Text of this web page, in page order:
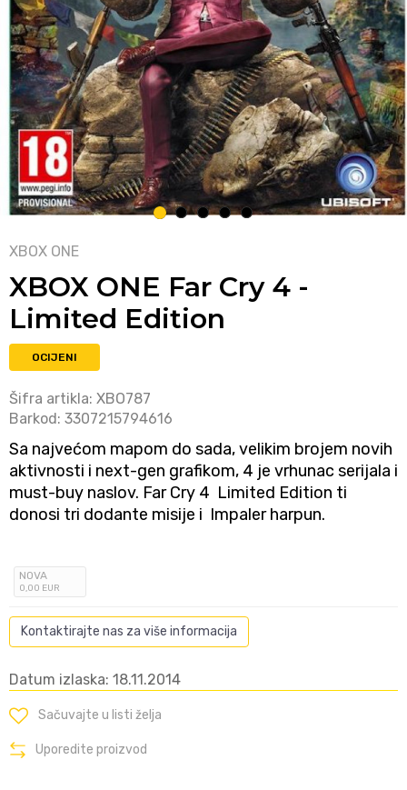
1 2 3 4 5
XBOX ONE
XBOX ONE Far Cry 4 -
Limited Edition
OCIJENI
Šifra artikla: XBO787
Barkod: 3307215794616
Sa najvećom mapom do sada, velikim brojem novih
aktivnosti i next-gen grafikom, 4 je vrhunac serijala i
must-buy naslov. Far Cry 4 Limited Edition ti
donosi tri dodante misije i Impaler harpun.
NOVA
0,00 EUR
Kontaktirajte nas za više informacija
Datum izlaska: 18.11.2014
Sačuvajte u listi želja
Uporedite proizvod